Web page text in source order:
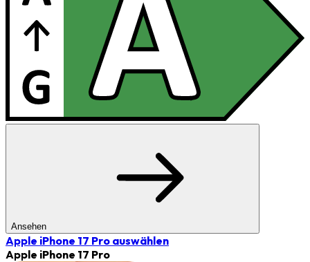
Ansehen
Apple iPhone 17 Pro auswählen
Apple iPhone 17 Pro